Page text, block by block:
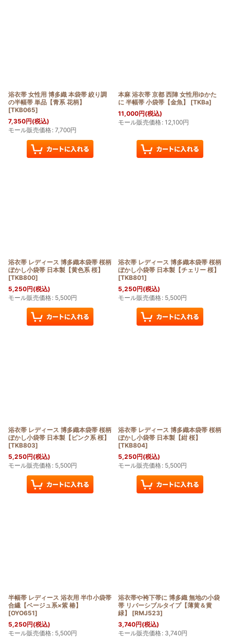
浴衣帯 女性用 博多織 本袋帯 絞り調
の半幅帯 単品【青系 花柄】
[TKB065]
7,350円(税込)
モール販売価格: 7,700円
本麻 浴衣帯 京都 西陣 女性用ゆかた
に 半幅帯 小袋帯【金魚】
[TKBa]
11,000円(税込)
モール販売価格: 12,100円
浴衣帯 レディース 博多織本袋帯 桜柄
ぼかし小袋帯 日本製【黄色系 桜】
[TKB800]
5,250円(税込)
モール販売価格: 5,500円
浴衣帯 レディース 博多織本袋帯 桜柄
ぼかし小袋帯 日本製【チェリー 桜】
[TKB801]
5,250円(税込)
モール販売価格: 5,500円
浴衣帯 レディース 博多織本袋帯 桜柄
ぼかし小袋帯 日本製【ピンク系 桜】
[TKB803]
5,250円(税込)
モール販売価格: 5,500円
浴衣帯 レディース 博多織本袋帯 桜柄
ぼかし小袋帯 日本製【紺 桜】
[TKB804]
5,250円(税込)
モール販売価格: 5,500円
半幅帯 レディース 浴衣用 半巾小袋帯
合繊【ベージュ系×紫 椿】
[OYO651]
5,250円(税込)
モール販売価格: 5,500円
浴衣帯や袴下帯に 博多織 無地の小袋
帯 リバーシブルタイプ【薄黄＆黄
緑】
[RMJ523]
3,740円(税込)
モール販売価格: 3,740円